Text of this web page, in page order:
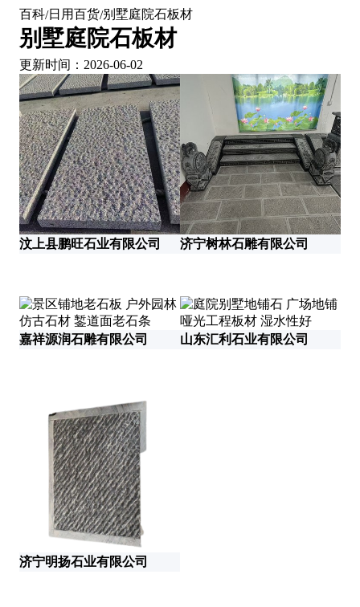
百科/日用百货/别墅庭院石板材
别墅庭院石板材
更新时间：2026-06-02
汶上县鹏旺石业有限公司 济宁树林石雕有限公司
嘉祥源润石雕有限公司 山东汇利石业有限公司
济宁明扬石业有限公司